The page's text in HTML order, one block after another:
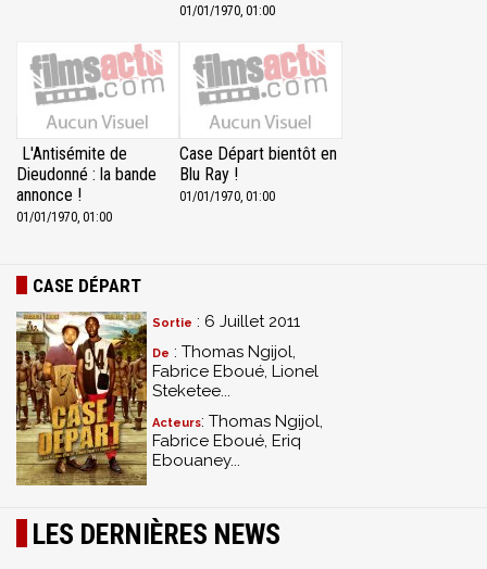
01/01/1970, 01:00
L'Antisémite de
Dieudonné : la bande
annonce !
01/01/1970, 01:00
Case Départ bientôt en
Blu Ray !
01/01/1970, 01:00
CASE DÉPART
Sortie : 6 Juillet 2011
De : Thomas Ngijol,
Fabrice Eboué, Lionel
Steketee...
Acteurs: Thomas Ngijol,
Fabrice Eboué, Eriq
Ebouaney...
LES DERNIÈRES NEWS